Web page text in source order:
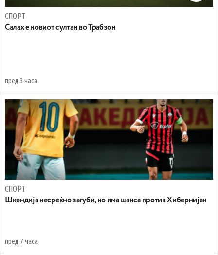
СПОРТ
Салах е новиот султан во Трабзон
пред 3 часа
СПОРТ
Шкендија несреќно загуби, но има шанса против Хибернијан
пред 7 часа